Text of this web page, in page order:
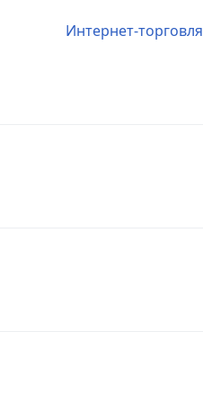
Интернет-торговля